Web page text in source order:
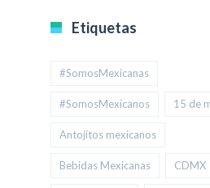
Etiquetas
#SomosMexicanas
#SomosMexicanos 15 de
Antojitos mexicanos
Bebidas Mexicanas CDMX